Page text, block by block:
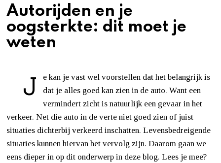
Autorijden en je
oogsterkte: dit moet je
weten
J
e kan je vast wel voorstellen dat het belangrijk is
dat je alles goed kan zien in de auto. Want een
vermindert zicht is natuurlijk een gevaar in het
verkeer. Net die auto in de verte niet goed zien of juist
situaties dichterbij verkeerd inschatten. Levensbedreigende
situaties kunnen hiervan het vervolg zijn. Daarom gaan we
eens dieper in op dit onderwerp in deze blog. Lees je mee?